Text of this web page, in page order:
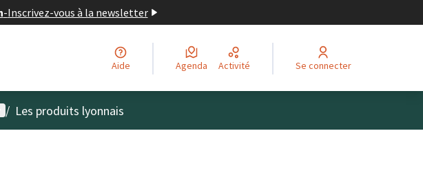
-Inscrivez-vous à la newsletter
Aide Agenda Activité Se connecter
utilisateur
/ Les produits lyonnais